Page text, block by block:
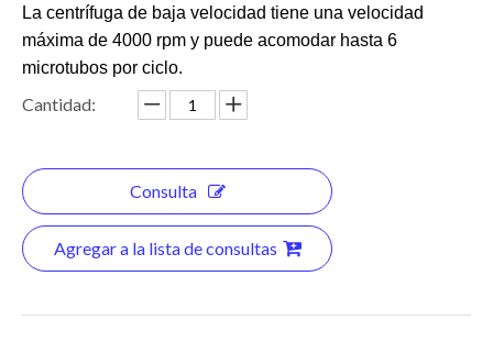
La centrífuga de baja velocidad tiene una velocidad
máxima de 4000 rpm y puede acomodar hasta 6
microtubos por ciclo.
Cantidad:
Consulta
Agregar a la lista de consultas